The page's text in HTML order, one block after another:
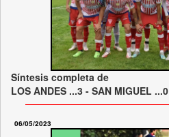
Síntesis completa de
LOS ANDES ...3 - SAN MIGUEL ...0
06/05/2023